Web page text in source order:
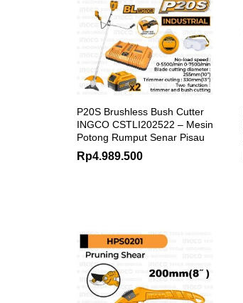
P20S Brushless Bush Cutter
INGCO CSTLI202522 – Mesin
Potong Rumput Senar Pisau
Rp4.989.500